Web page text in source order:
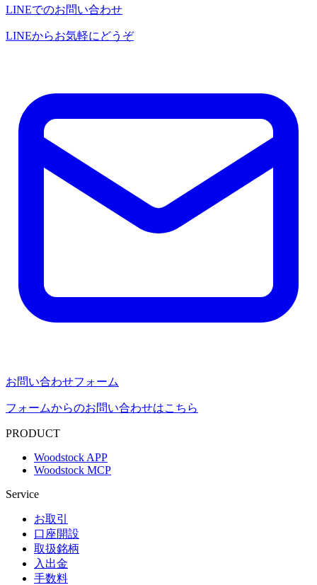
LINEでのお問い合わせ
LINEからお気軽にどうぞ
お問い合わせフォーム
フォームからのお問い合わせはこちら
PRODUCT
Woodstock APP
Woodstock MCP
Service
お取引
口座開設
取扱銘柄
入出金
手数料